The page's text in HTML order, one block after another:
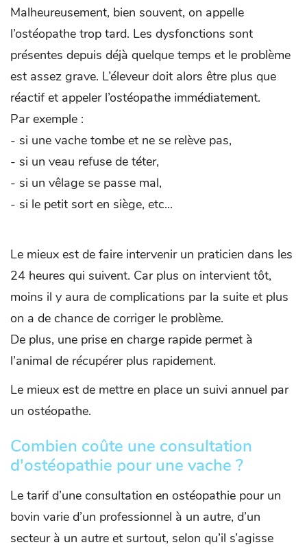
Malheureusement, bien souvent, on appelle
l’ostéopathe trop tard. Les dysfonctions sont
présentes depuis déjà quelque temps et le problème
est assez grave. L’éleveur doit alors être plus que
réactif et appeler l’ostéopathe immédiatement.
Par exemple :
- si une vache tombe et ne se relève pas,
- si un veau refuse de téter,
- si un vêlage se passe mal,
- si le petit sort en siège, etc...
Le mieux est de faire intervenir un praticien dans les
24 heures qui suivent. Car plus on intervient tôt,
moins il y aura de complications par la suite et plus
on a de chance de corriger le problème.
De plus, une prise en charge rapide permet à
l’animal de récupérer plus rapidement.
Le mieux est de mettre en place un suivi annuel par
un ostéopathe.
Combien coûte une consultation
d'ostéopathie pour une vache ?
Le tarif d’une consultation en ostéopathie pour un
bovin varie d’un professionnel à un autre, d’un
secteur à un autre et surtout, selon qu’il s’agisse